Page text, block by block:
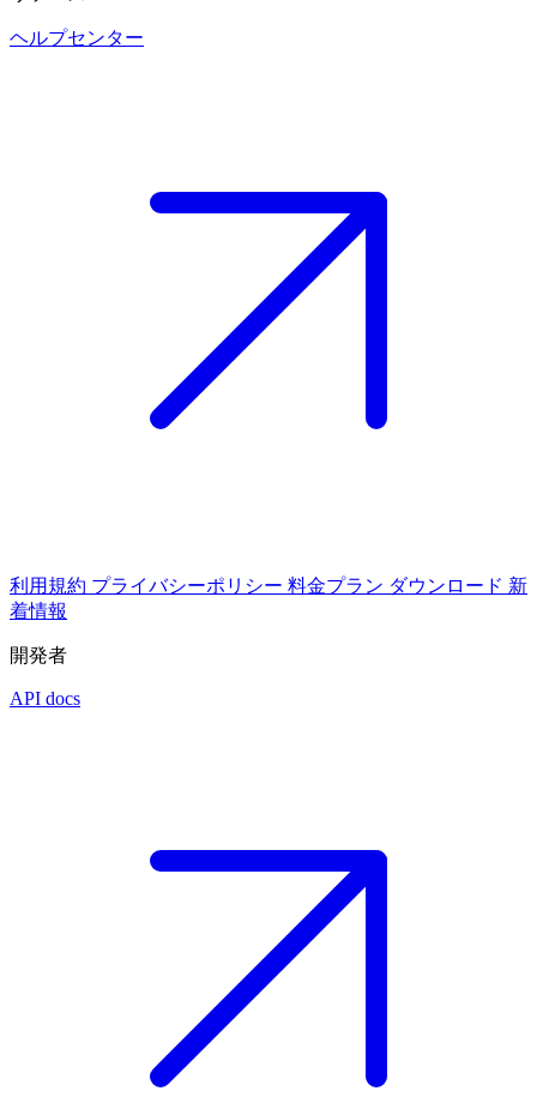
ヘルプセンター
利用規約 プライバシーポリシー 料金プラン ダウンロード 新
着情報
開発者
API docs